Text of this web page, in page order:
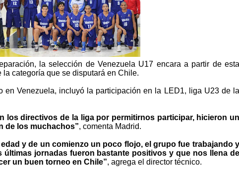
la selección de Venezuela U17 encara a partir de esta
categoría que se disputará en Chile.
en Venezuela, incluyó la participación en la LED1, liga U23 de la
los directivos de la liga por permitirnos participar, hicieron un
de los muchachos”, comenta Madrid.
y de un comienzo un poco flojo, el grupo fue trabajando y
últimas jornadas fueron bastante positivos y que nos llena de
un buen torneo en Chile”, agrega el director técnico.